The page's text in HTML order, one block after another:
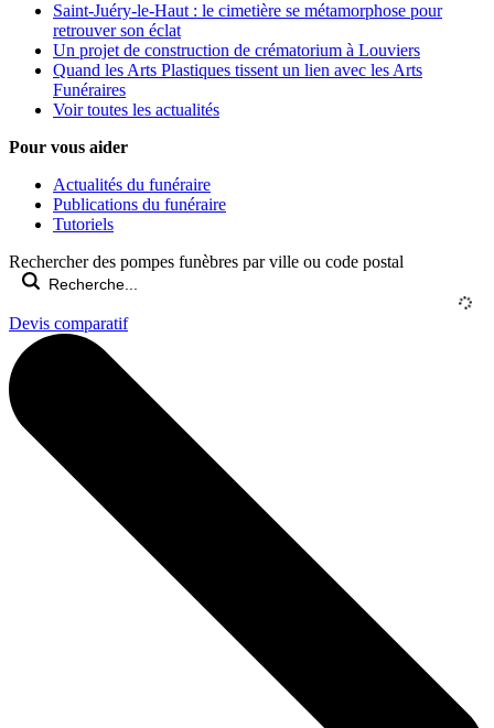
Saint-Juéry-le-Haut : le cimetière se métamorphose pour
retrouver son éclat
Un projet de construction de crématorium à Louviers
Quand les Arts Plastiques tissent un lien avec les Arts
Funéraires
Voir toutes les actualités
Pour vous aider
Actualités du funéraire
Publications du funéraire
Tutoriels
Rechercher des pompes funèbres par ville ou code postal
Devis comparatif